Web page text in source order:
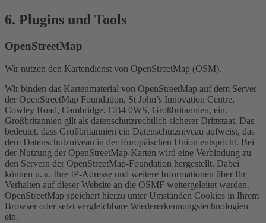
6. Plugins und Tools
OpenStreetMap
Wir nutzen den Kartendienst von OpenStreetMap (OSM).
Wir binden das Kartenmaterial von OpenStreetMap auf dem Server
der OpenStreetMap Foundation, St John’s Innovation Centre,
Cowley Road, Cambridge, CB4 0WS, Großbritannien, ein.
Großbritannien gilt als datenschutzrechtlich sicherer Drittstaat. Das
bedeutet, dass Großbritannien ein Datenschutzniveau aufweist, das
dem Datenschutzniveau in der Europäischen Union entspricht. Bei
der Nutzung der OpenStreetMap-Karten wird eine Verbindung zu
den Servern der OpenStreetMap-Foundation hergestellt. Dabei
können u. a. Ihre IP-Adresse und weitere Informationen über Ihr
Verhalten auf dieser Website an die OSMF weitergeleitet werden.
OpenStreetMap speichert hierzu unter Umständen Cookies in Ihrem
Browser oder setzt vergleichbare Wiedererkennungstechnologien
ein.